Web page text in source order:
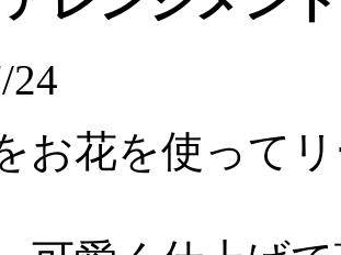
24
お花を使って